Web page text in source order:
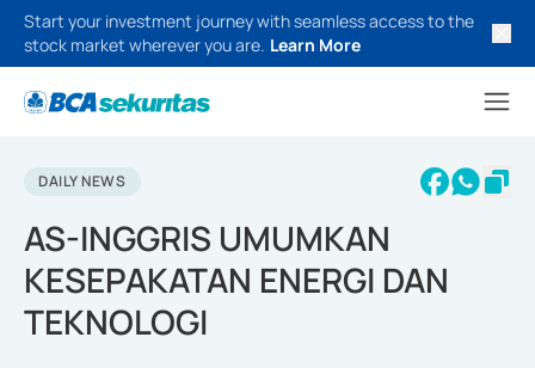
Start your investment journey with seamless access to the
stock market wherever you are. Learn More
DAILY NEWS
AS-INGGRIS UMUMKAN
KESEPAKATAN ENERGI DAN
TEKNOLOGI